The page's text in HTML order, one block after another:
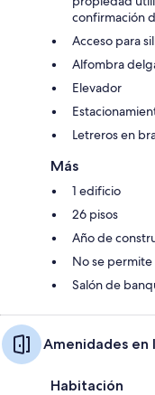
confirmación
Acceso para
Alfombra
Elevador
Letreros en
Más
1 edificio
26 pisos
Año de
No se
Salón de
Amenidades en
Habitación